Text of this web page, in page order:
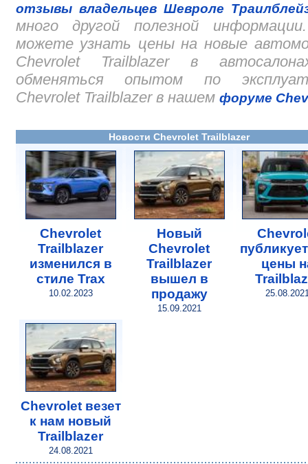
отзывы владельцев Шевроле
много другой полезной
можете узнать цены на новые
Chevrolet Trailblazer в
обменяться опытом по
Chevrolet Trailblazer в нашем форуме
Новости Chevrolet Trailblazer
Chevrolet
Trailblazer
изменился в
стиле Trax
10.02.2023
Новый
Chevrolet
Trailblazer
вышел в
продажу
15.09.2021
цены
Chevrolet везет
к нам новый
Trailblazer
24.08.2021